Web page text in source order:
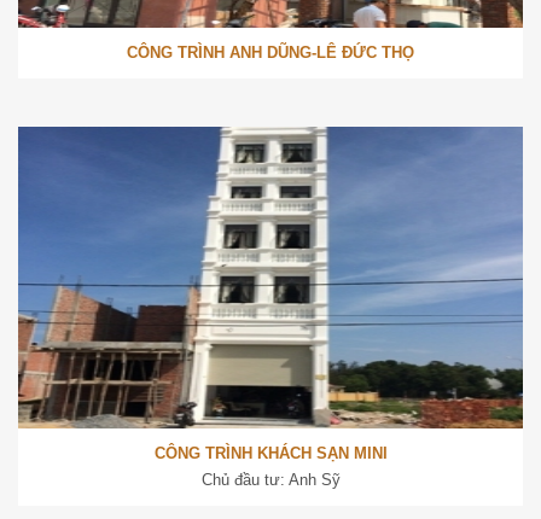
CÔNG TRÌNH ANH DŨNG-LÊ ĐỨC THỌ
CÔNG TRÌNH KHÁCH SẠN MINI
Chủ đầu tư: Anh Sỹ